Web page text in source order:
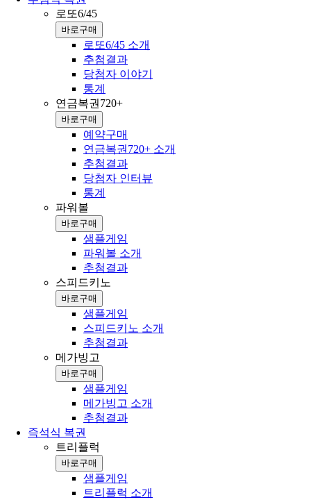
로또6/45
바로구매
로또6/45 소개
추첨결과
당첨자 이야기
통계
연금복권720+
바로구매
예약구매
연금복권720+ 소개
추첨결과
당첨자 인터뷰
통계
파워볼
바로구매
샘플게임
파워볼 소개
추첨결과
스피드키노
바로구매
샘플게임
스피드키노 소개
추첨결과
메가빙고
바로구매
샘플게임
메가빙고 소개
추첨결과
즉석식 복권
트리플럭
바로구매
샘플게임
트리플럭 소개